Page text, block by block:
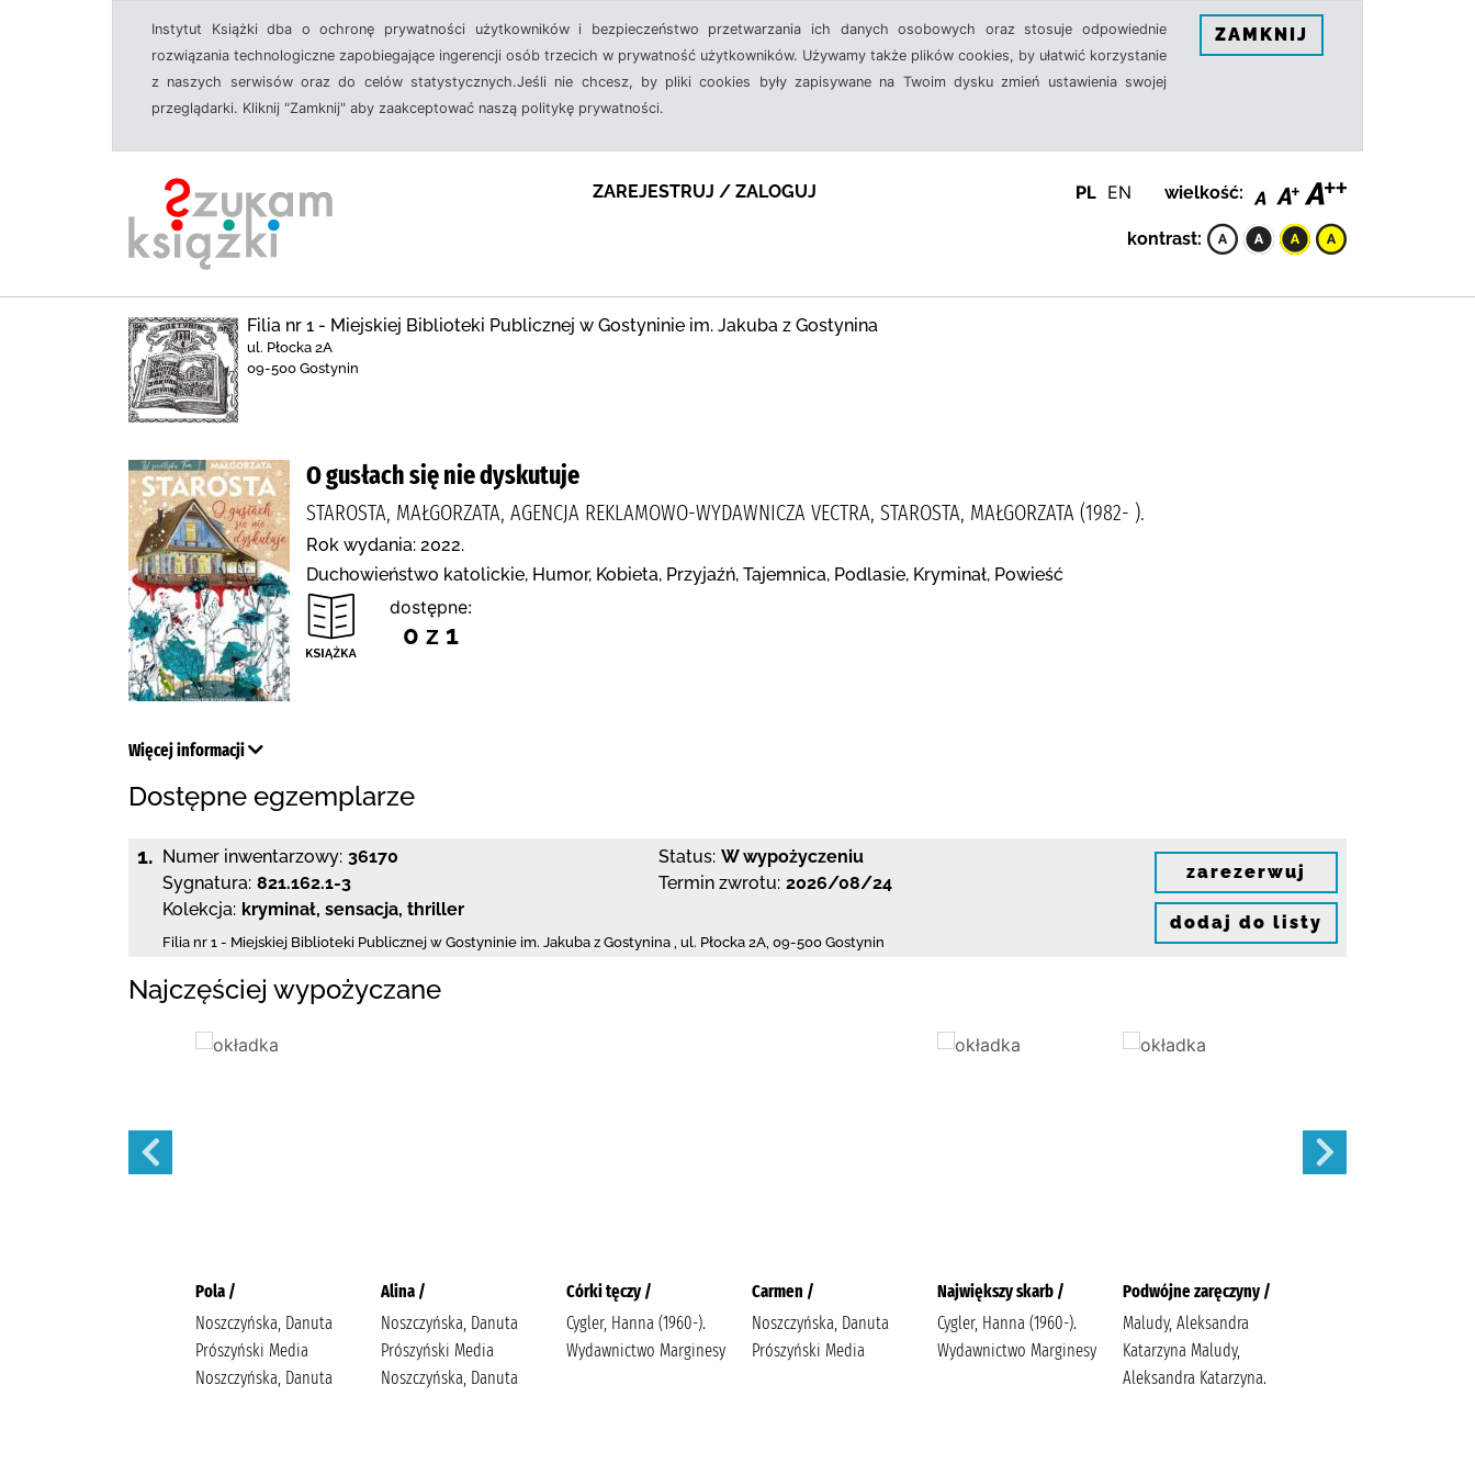
Instytut Książki dba o ochronę prywatności użytkowników i bezpieczeństwo przetwarzania ich danych osobowych oraz stosuje odpowiednie
rozwiązania technologiczne zapobiegające ingerencji osób trzecich w prywatność użytkowników. Używamy także plików cookies, by ułatwić korzystanie
z naszych serwisów oraz do celów statystycznych.Jeśli nie chcesz, by pliki cookies były zapisywane na Twoim dysku zmień ustawienia swojej
przeglądarki. Kliknij "Zamknij" aby zaakceptować naszą politykę prywatności.
ZAMKNIJ
ZAREJESTRUJ / ZALOGUJ PL EN wielkość:
kontrast:
Filia nr 1 - Miejskiej Biblioteki Publicznej w Gostyninie im. Jakuba z Gostynina
ul. Płocka 2A
09-500 Gostynin
O gusłach się nie dyskutuje
STAROSTA, MAŁGORZATA, AGENCJA REKLAMOWO-WYDAWNICZA VECTRA, STAROSTA, MAŁGORZATA (1982- ).
Rok wydania: 2022.
Duchowieństwo katolickie, Humor, Kobieta, Przyjaźń, Tajemnica, Podlasie, Kryminał, Powieść
dostępne:
0 z 1
Więcej informacji
Dostępne egzemplarze
1. Numer inwentarzowy: 36170
Sygnatura: 821.162.1-3
Kolekcja: kryminał, sensacja, thriller
Status: W wypożyczeniu
Termin zwrotu: 2026/08/24
Filia nr 1 - Miejskiej Biblioteki Publicznej w Gostyninie im. Jakuba z Gostynina , ul. Płocka 2A, 09-500 Gostynin
zarezerwuj
dodaj do listy
Najczęściej wypożyczane
Pola /
Noszczyńska, Danuta
Prószyński Media
Noszczyńska, Danuta
Alina /
Noszczyńska, Danuta
Prószyński Media
Noszczyńska, Danuta
Córki tęczy /
Cygler, Hanna (1960-).
Wydawnictwo Marginesy
Carmen /
Noszczyńska, Danuta
Prószyński Media
Największy skarb /
Cygler, Hanna (1960-).
Wydawnictwo Marginesy
Podwójne zaręczyny /
Maludy, Aleksandra
Katarzyna Maludy,
Aleksandra Katarzyna.